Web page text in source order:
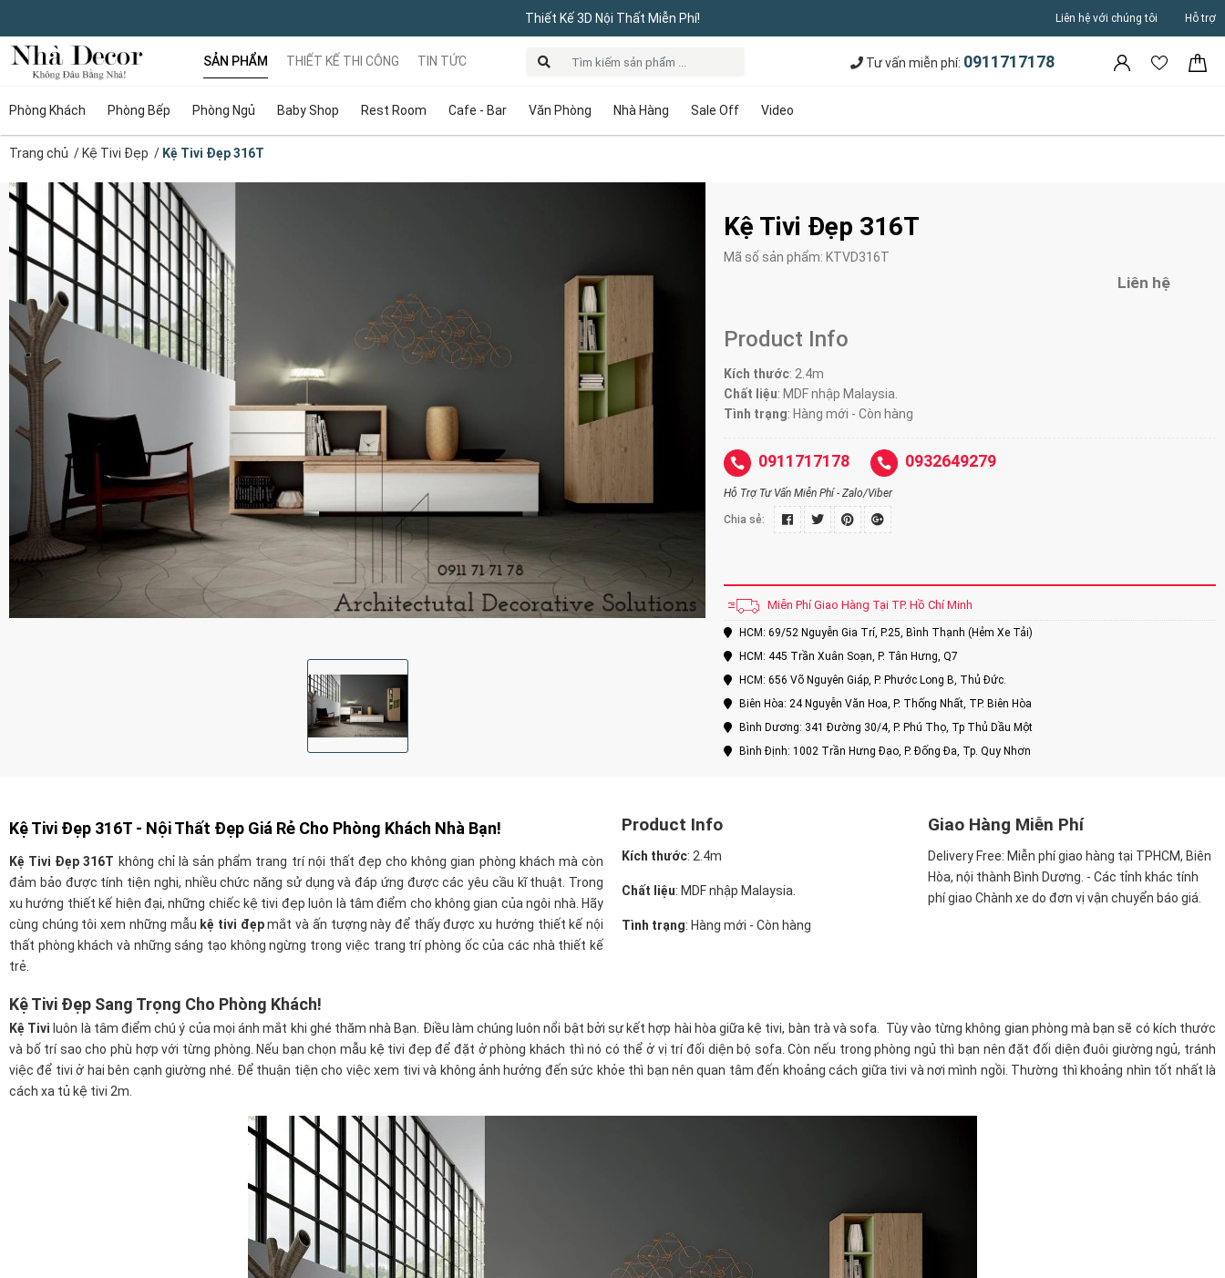
Thiết Kế 3D Nội Thất Miễn Phí! Liên hệ với chúng tôi Hỗ trợ
SẢN PHẨM
Phòng Khách Phòng Bếp Phòng Ngủ Baby Shop Rest Room Cafe - Bar Văn Phòng Nhà Hàng Sale Off Video
THIẾT KẾ THI CÔNG TIN TỨC Tư vấn miễn phí: 0911717178
Trang chủ / Kệ Tivi Đẹp / Kệ Tivi Đẹp 316T
Kệ Tivi Đẹp 316T
Mã số sản phẩm: KTVD316T
Liên hệ
Product Info
Kích thước: 2.4m
Chất liệu: MDF nhập Malaysia.
Tình trạng: Hàng mới - Còn hàng
0911717178 0932649279
Hỗ Trợ Tư Vấn Miễn Phí - Zalo/Viber
Chia sẻ:
Miễn Phí Giao Hàng Tại TP. Hồ Chí Minh
HCM: 69/52 Nguyễn Gia Trí, P.25, Bình Thạnh (Hẻm Xe Tải)
HCM: 445 Trần Xuân Soạn, P. Tân Hưng, Q7
HCM: 656 Võ Nguyên Giáp, P. Phước Long B, Thủ Đức.
Biên Hòa: 24 Nguyễn Văn Hoa, P. Thống Nhất, TP. Biên Hòa
Bình Dương: 341 Đường 30/4, P. Phú Thọ, Tp Thủ Dầu Một
Bình Định: 1002 Trần Hưng Đạo, P. Đống Đa, Tp. Quy Nhơn
Kệ Tivi Đẹp 316T - Nội Thất Đẹp Giá Rẻ Cho Phòng Khách Nhà Bạn!
Kệ Tivi Đẹp 316T không chỉ là sản phẩm trang trí nội thất đẹp cho không gian phòng khách mà còn
đảm bảo được tính tiện nghi, nhiều chức năng sử dụng và đáp ứng được các yêu cầu kĩ thuật. Trong
xu hướng thiết kế hiện đại, những chiếc kệ tivi đẹp luôn là tâm điểm cho không gian của ngôi nhà. Hãy
cùng chúng tôi xem những mẫu kệ tivi đẹpmắt và ấn tượng này để thấy được xu hướng thiết kế nội
thất phòng khách và những sáng tạo không ngừng trong việc trang trí phòng ốc của các nhà thiết kế
trẻ.
Product Info
Kích thước: 2.4m
Chất liệu: MDF nhập Malaysia.
Tình trạng: Hàng mới - Còn hàng
Giao Hàng Miễn Phí
Delivery Free: Miễn phí giao hàng tại TPHCM, Biên
Hòa, nội thành Bình Dương. - Các tỉnh khác tính
phí giao Chành xe do đơn vị vận chuyển báo giá.
Kệ Tivi Đẹp Sang Trọng Cho Phòng Khách!
Kệ Tivi luôn là tâm điểm chú ý của mọi ánh mắt khi ghé thăm nhà Bạn. Điều làm chúng luôn nổi bật bởi sự kết hợp hài hòa giữa kệ tivi, bàn trà và sofa. Tùy vào từng không gian phòng mà bạn sẽ có kích thước
và bố trí sao cho phù hợp với từng phòng. Nếu bạn chọn mẫu kệ tivi đẹp để đặt ở phòng khách thì nó có thể ở vị trí đối diện bộ sofa. Còn nếu trong phòng ngủ thì bạn nên đặt đối diện đuôi giường ngủ, tránh
việc để tivi ở hai bên cạnh giường nhé. Để thuận tiện cho việc xem tivi và không ảnh hưởng đến sức khỏe thì bạn nên quan tâm đến khoảng cách giữa tivi và nơi mình ngồi. Thường thì khoảng nhìn tốt nhất là
cách xa tủ kệ tivi 2m.